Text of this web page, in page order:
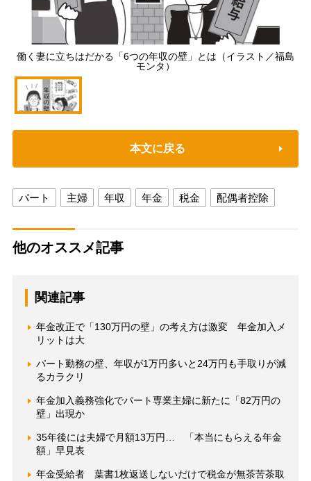
働く妻に立ちはだかる「6つの年収の壁」とは（イラスト／福島
モンタ）
本文に戻る
パート 主婦 年収 年金 税金 配偶者控除
他のオススメ記事
関連記事
年金改正で「130万円の壁」の考え方は激変 年金加入メ
リットは大
パート勤務の壁、年収が1万円多いと24万円も手取りが減
るカラクリ
年金加入義務強化でパート専業主婦に新たに「82万円の
壁」出現か
35年後には夫婦で月額13万円… 「本当にもらえる年金
額」早見表
年金受給者 葉書1枚返送しないだけで税金が無茶苦茶取